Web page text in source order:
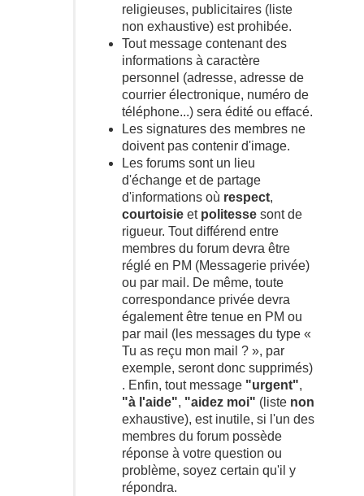
religieuses, publicitaires (liste
non exhaustive) est prohibée.
Tout message contenant des
informations à caractère
personnel (adresse, adresse de
courrier électronique, numéro de
téléphone...) sera édité ou effacé.
Les signatures des membres ne
doivent pas contenir d'image.
Les forums sont un lieu
d'échange et de partage
d'informations où respect,
courtoisieet politessesont de
rigueur. Tout différend entre
membres du forum devra être
réglé en PM (Messagerie privée)
ou par mail. De même, toute
correspondance privée devra
également être tenue en PM ou
par mail (les messages du type «
Tu as reçu mon mail ? », par
exemple, seront donc supprimés)
. Enfin, tout message "urgent",
"à l'aide", "aidez moi" (liste non
exhaustive), est inutile, si l'un des
membres du forum possède
réponse à votre question ou
problème, soyez certain qu'il y
répondra.